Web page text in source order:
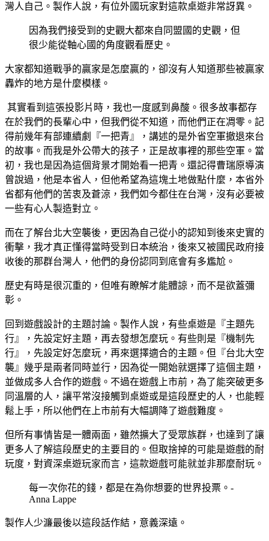
灣人自己。製作人說，有位外國玩家對這款桌遊非常訝異。
因為我們接受到的史觀大都來自同盟國的史觀，但
很少能從軸心國的角度觀看歷史。
大家都知道戰爭的贏家是怎麼贏的，卻沒有人知道那些被贏家
轟炸的地方是什麼模樣。
其實看到這張投影片時，我也一度感到鼻酸。很多故事都存
在於我們的長輩心中，但我們從不知道，而他們正在凋零。記
得前幾年有部連續劇『一把青』，講述的是外省空軍撤退來台
的故事。而我是外公帶大的孩子，正是故事裡的那些空軍。當
初，我也是因為這個背景才開始看一把青。還記得曹瑞原導演
曾說過，他是本省人，但他希望為這塊土地做點什麼，本省外
省都有他們的苦衷及蒼涼，我們如今都住在台灣，沒有必要被
一些有心人製造對立。
而在了解台北大空襲後，更因為自己從小的認知到後來史實的
衝擊，我才真正懂得當時受到日本統治，後來又被國民政府接
收後的那群台灣人，他們的身份認同到底會有多尷尬。
歷史有時是很沉重的，但唯有瞭解才能體諒，而不是欲蓋彌
彰。
回到遊戲設計的主題討論。製作人說，有些桌遊是『主題先
行』，先設定好主題，再去發想怎麼玩。有些則是『機制先
行』，先設定好怎麼玩，再來選擇適合的主題。但『台北大空
襲』幾乎是兩者同時並行，因為從一開始就選擇了這個主題，
並做成多人合作的遊戲。不過在遊戲上市前，為了能突破更多
同溫層的人，讓平常沒接觸到桌遊或是這段歷史的人，也能輕
鬆上手，所以他們在上市前有大幅調降了遊戲難度。
但所有事情皆是一體兩面，雖然擴大了受眾族群，也達到了讓
更多人了解這段歷史的主要目的。但取捨掉的可能是遊戲的耐
玩度，對資深桌遊玩家而言，這款遊戲可能就並非那麼耐玩。
每一次你花的錢，都是在為你想要的世界投票。-
Anna Lappe
製作人少濂最後以這段話作結，意義深遠。